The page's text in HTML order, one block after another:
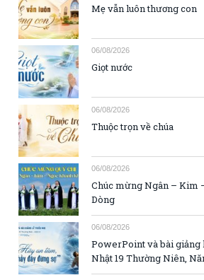
Mẹ vẫn luôn thương con
06/08/2026
Giọt nước
06/08/2026
Thuộc trọn về chúa
06/08/2026
Chúc mừng Ngân – Kim
Dòng
06/08/2026
PowerPoint và bài giảng
Nhật 19 Thường Niên,